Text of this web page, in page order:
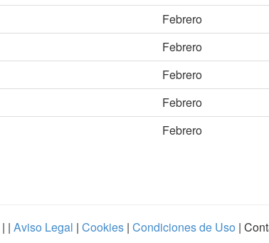
Febrero
Febrero
Febrero
Febrero
Febrero
| | Aviso Legal | Cookies | Condiciones de Uso |